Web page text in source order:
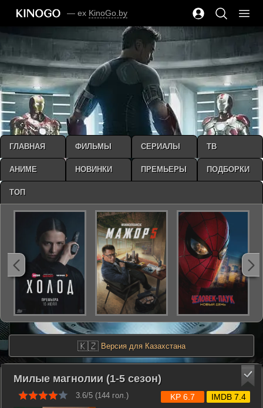
— ex KinoGo.by
🇰🇿 Версия для Казахстана
Милые магнолии (1-5 сезон)
3.6/5 (144 гол.) KP 6.7 IMDB 7.4
ГЛАВНАЯ ФИЛЬМЫ СЕРИАЛЫ ТВ
АНИМЕ НОВИНКИ ПРЕМЬЕРЫ ПОДБОРКИ
ТОП